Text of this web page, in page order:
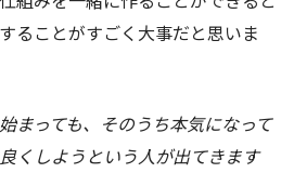
ることがすごく大事だと思いま
まっても、そのうち本気になって
くしようという人が出てきます